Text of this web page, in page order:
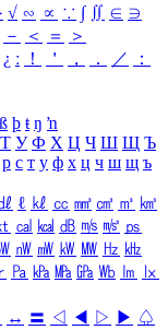
√ ∽ ∝ ∵ ∫ ∬ ∈ ∋
－ ＜ ＝
＞
¿ ː ！ ＇ ， ． ／
：
ß þ ŧ ŋ ŉ
Т У Ф Х Ц Ч Ш Щ Ъ
р с т у ф х ц ч ш щ ъ
ℓ ㎘ ㏄ ㎣ ㎤ ㎥ ㎦
㎈ ㎉ ㏈ ㎧ ㎨ ㎰
㎻ ㎽ ㎾ ㎿ ㎐ ㎑
㎩ ㎪ ㎫ ㎬ ㏝ ㏐
㏓
↔ 〓 ◁ ◀ ▷ ▶ ♤